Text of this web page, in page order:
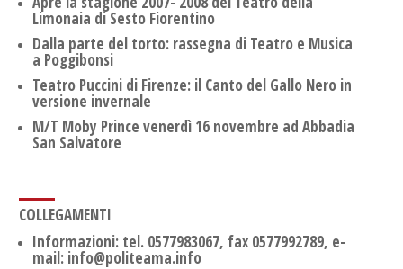
Limonaia di Sesto Fiorentino
Dalla parte del torto: rassegna di Teatro e Musica
a Poggibonsi
Teatro Puccini di Firenze: il Canto del Gallo Nero in
versione invernale
M/T Moby Prince venerdì 16 novembre ad Abbadia
San Salvatore
COLLEGAMENTI
Informazioni: tel. 0577983067, fax 0577992789, e-
mail: info@politeama.info